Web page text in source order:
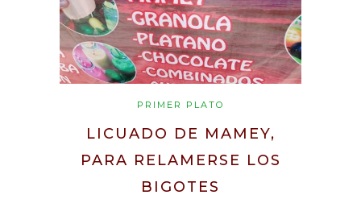
PRIMER PLATO
LICUADO DE MAMEY,
PARA RELAMERSE LOS
BIGOTES